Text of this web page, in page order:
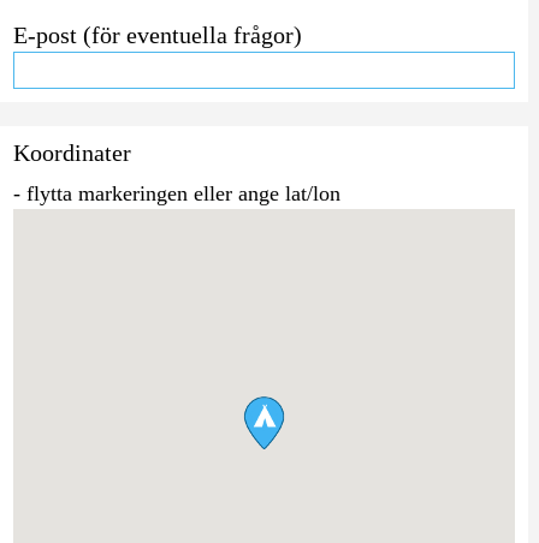
E-post (för eventuella frågor)
Koordinater
- flytta markeringen eller ange lat/lon